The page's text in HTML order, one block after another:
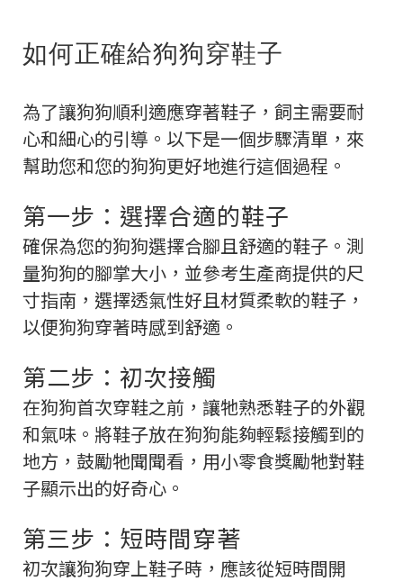
如何正確給狗狗穿鞋子
為了讓狗狗順利適應穿著鞋子，飼主需要耐
心和細心的引導。以下是一個步驟清單，來
幫助您和您的狗狗更好地進行這個過程。
第一步：選擇合適的鞋子
確保為您的狗狗選擇合腳且舒適的鞋子。測
量狗狗的腳掌大小，並參考生產商提供的尺
寸指南，選擇透氣性好且材質柔軟的鞋子，
以便狗狗穿著時感到舒適。
第二步：初次接觸
在狗狗首次穿鞋之前，讓牠熟悉鞋子的外觀
和氣味。將鞋子放在狗狗能夠輕鬆接觸到的
地方，鼓勵牠聞聞看，用小零食獎勵牠對鞋
子顯示出的好奇心。
第三步：短時間穿著
初次讓狗狗穿上鞋子時，應該從短時間開